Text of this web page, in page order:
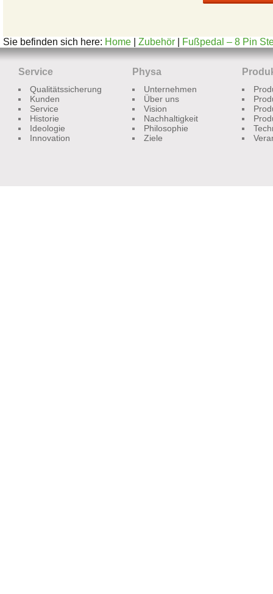
Sie befinden sich here: Home Zubehör Fußpedal – 8 Pin
Service
Qualitätssicherung
Kunden
Service
Historie
Ideologie
Innovation
Physa
Unternehmen
Über uns
Vision
Nachhaltigkeit
Philosophie
Ziele